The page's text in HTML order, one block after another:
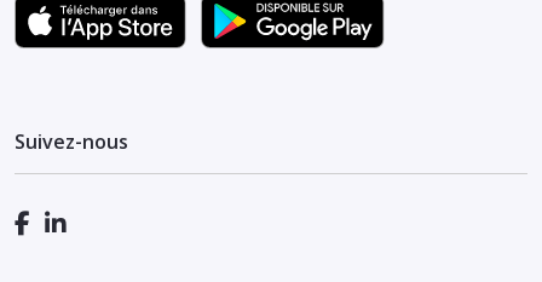
Suivez-nous